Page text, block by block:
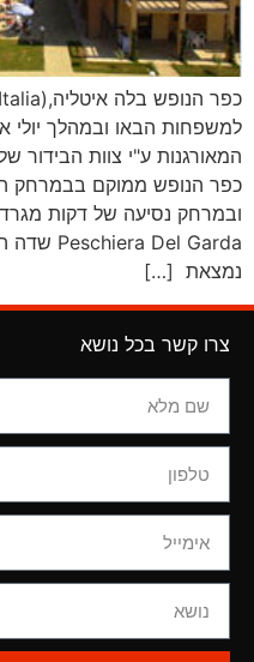
למשפחות הבאו ובמהלך יולי
המאורגנות ע"י צוות הבידור
ובמרחק נסיעה של דקות
נמצאת […]
צרו קשר בכל נושא